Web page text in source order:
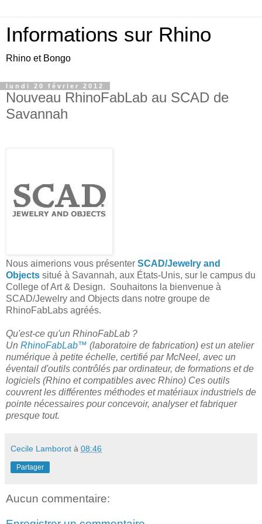
Informations sur Rhino
Rhino et Bongo
lundi 20 février 2012
Nouveau RhinoFabLab au SCAD de
Savannah
Nous aimerions vous présenter SCAD/Jewelry and
Objects situé à Savannah, aux États-Unis, sur le campus du
College of Art & Design. Souhaitons la bienvenue à
SCAD/Jewelry and Objects dans notre groupe de
RhinoFabLabs agréés.
Qu'est-ce qu'un RhinoFabLab ?
Un RhinoFabLab™ (laboratoire de fabrication) est un atelier
numérique à petite échelle, certifié par McNeel, avec un
éventail d'outils contrôlés par ordinateur, de formations et de
logiciels (Rhino et compatibles avec Rhino) Ces outils
couvrent les différentes méthodes et matériaux industriels de
pointe nécessaires pour concevoir, analyser et fabriquer
presque tout.
Cecile Lamborot à 08:46
Partager
Aucun commentaire: